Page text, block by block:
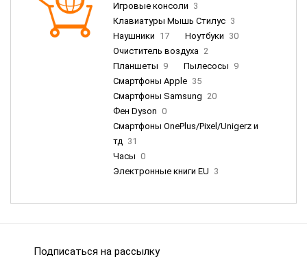
Игровые консоли 3
Клавиатуры Мышь Стилус 3
Наушники 17 Ноутбуки 30
Очиститель воздуха 2
Планшеты 9 Пылесосы 9
Смартфоны Apple 35
Смартфоны Samsung 20
Фен Dyson 0
Смартфоны OnePlus/Pixel/Unigerz и
тд 31
Часы 0
Электронные книги EU 3
Подписаться на рассылку